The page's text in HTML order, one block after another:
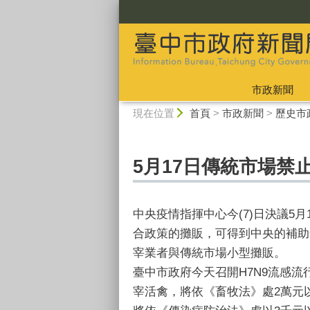
市政新聞
現在位置 首頁> 市政新聞 > 歷史市
5月17日傳統市場禁
中央疫情指揮中心今(7)日決議5
合政策的攤販，可得到中央的補
宰業者與傳統市場小型攤販。
臺中市政府今天召開H7N9流感流
宰活禽，將依《畜牧法》處2萬元